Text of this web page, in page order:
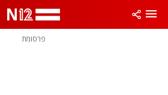
פרסומת